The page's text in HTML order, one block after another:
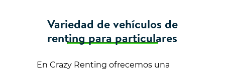
Variedad de vehículos de
renting para particulares
En Crazy Renting ofrecemos una